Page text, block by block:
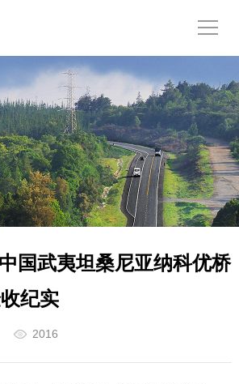
国武夷坦桑尼亚纳科优桥
纪实
2016